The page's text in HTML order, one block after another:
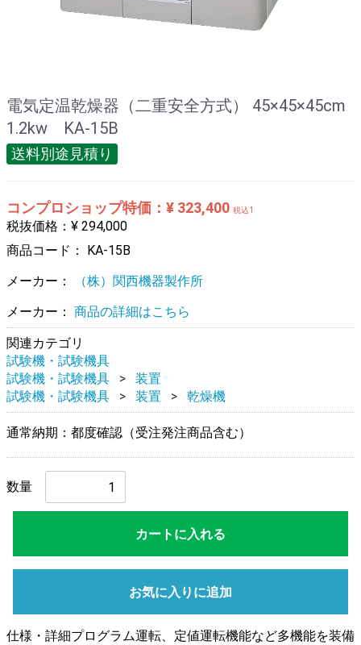
電気定温乾燥器（二重安全方式） 45×45×45cm
1.2kw KA-15B
送料別途見積り
コンプロショップ特価：¥ 323,400 税込1
税抜価格：¥ 294,000
商品コード：
KA-15B
メーカー：
（株）関西機器製作所
メーカー： 商品の詳細はこちら
関連カテゴリ
試験機・試験機具
試験機・試験機具
装置
試験機・試験機具
装置 乾燥機
通常納期：都度確認（受注発注商品含む）
数量
カートに入れる
お気に入りに追加
仕様・詳細プログラム運転、定値運転機能など多機能を装備